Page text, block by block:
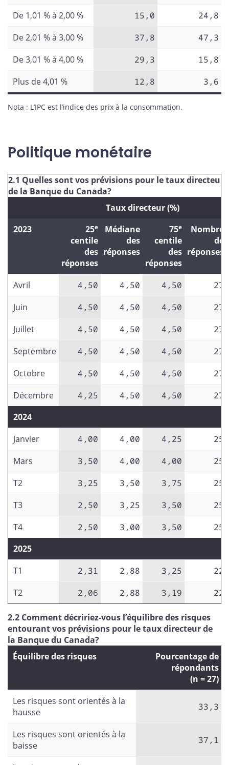
De 1,01 % à 2,00 %
15,0
24,8
De 2,01 % à 3,00 %
37,8
47,3
De 3,01 % à 4,00 %
29,3
15,8
Plus de 4,01 %
12,8 3,6
Nota : L’IPC est l’indice des prix à la consommation.
Politique monétaire
2.1 Quelles sont vos prévisions pour le taux directeur
de la Banque du Canada?
Taux directeur (%)
2023
25e
centile
des
réponses
Médiane
des
réponses
75e
centile
des
réponses
Nombre
de
réponses
Avril 4,50 4,50 4,50
27
Juin
4,50 4,50 4,50
27
Juillet
4,50 4,50 4,50
27
Septembre
4,50 4,50 4,50
27
Octobre
4,50 4,50 4,50
27
Décembre
4,25 4,50 4,50
27
2024
Janvier
4,00 4,00 4,25
25
Mars
3,50 4,00 4,00
25
T2
3,25 3,50 3,75
25
T3
2,50 3,25 3,50
25
T4
2,50 3,00 3,50
25
2025
T1
2,31 2,88 3,25
22
T2
2,06 2,88 3,19 22
2.2 Comment décririez-vous l’équilibre des risques
entourant vos prévisions pour le taux directeur de
la Banque du Canada?
Équilibre des risques
Pourcentage de
répondants
(n = 27)
Les risques sont orientés à la
hausse
33,3
Les risques sont orientés à la
baisse
37,1